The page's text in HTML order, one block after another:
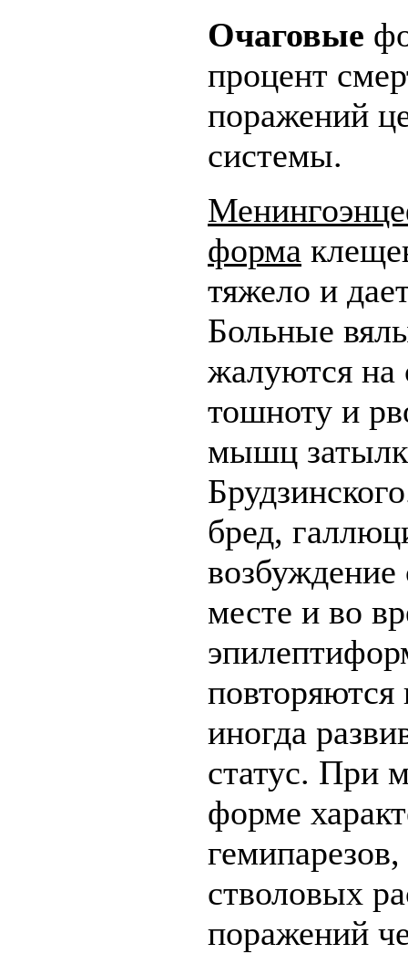
Очаговые
процент
поражений
системы.
форма
тяжело и
Больные
жалуются на
тошноту и
мышц
бред,
возбуждение
месте и во
повторяются
иногда
статус. При
форме
стволовых
поражений